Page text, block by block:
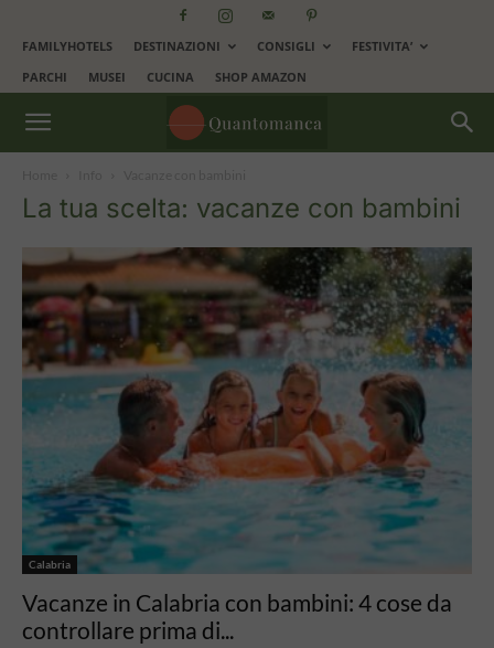
FAMILYHOTELS DESTINAZIONI CONSIGLI
FESTIVITA’
PARCHI
MUSEI CUCINA SHOP AMAZON
La tua scelta: vacanze con bambini
Calabria
Vacanze in Calabria con bambini: 4 cose da
controllare prima di...